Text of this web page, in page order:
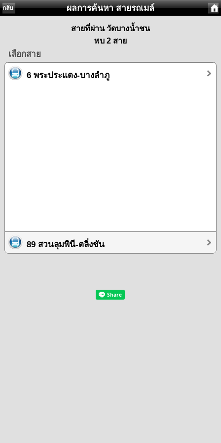
กลับ ผลการค้นหา สายรถเมล์
สายที่ผ่าน วัดบางน้ำชน
พบ 2 สาย
เลือกสาย
6 พระประแดง-บางลำภู
89 สวนลุมพินี-ตลิ่งชัน